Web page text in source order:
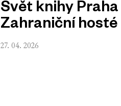
Svět knihy
Zahraniční hosté
27. 04. 2026